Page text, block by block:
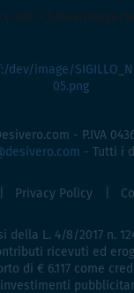
- P.IVA
- Tutti i
Privacy Policy
della L. 4/8/2017 n.
ricevuti ed
di € 6.117 come
investimenti